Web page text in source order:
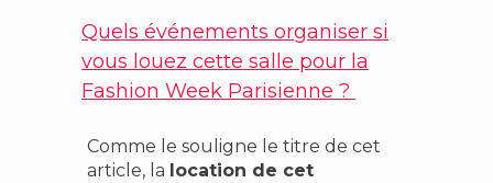
Quels événements organiser si
vous louez cette salle pour la
Fashion Week Parisienne ?
Comme le souligne le titre de cet
article, la location de cet